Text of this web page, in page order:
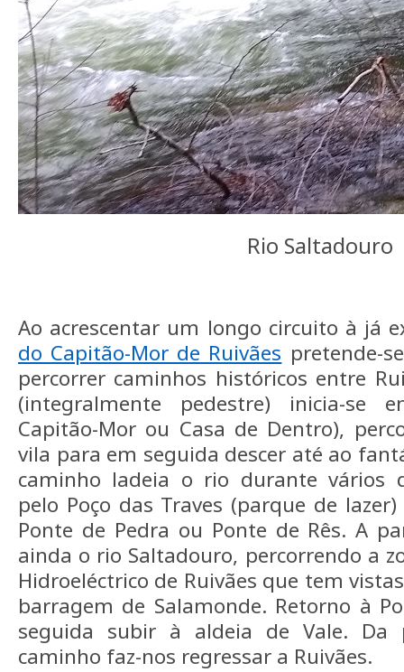
Rio Saltadouro
Ao acrescentar um longo circuito à já
do Capitão-Mor de Ruivães pretende-
percorrer caminhos históricos entre
(integralmente pedestre) inicia-se
Capitão-Mor ou Casa de Dentro),
vila para em seguida descer até ao
caminho ladeia o rio durante vários
pelo Poço das Traves (parque de
Ponte de Pedra ou Ponte de Rês. A
ainda o rio Saltadouro, percorrendo a
Hidroeléctrico de Ruivães que tem
barragem de Salamonde. Retorno à
seguida subir à aldeia de Vale. Da
caminho faz-nos regressar a Ruivães.